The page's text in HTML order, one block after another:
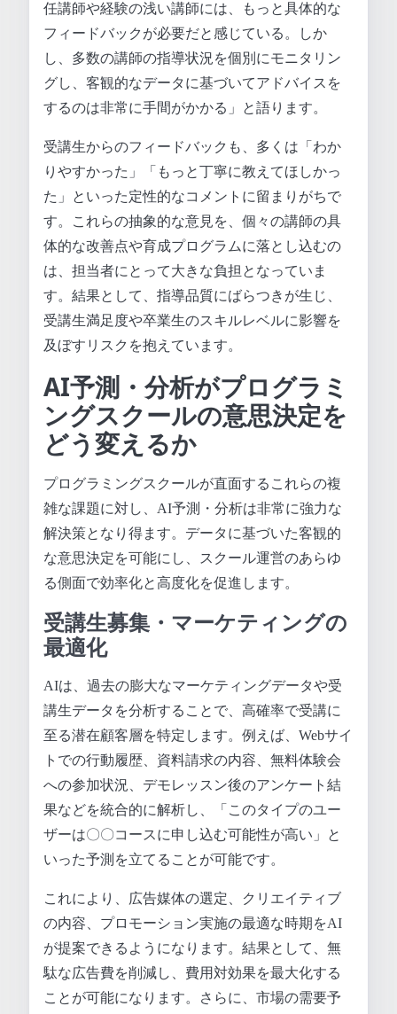
任講師や経験の浅い講師には、もっと具体的な
フィードバックが必要だと感じている。しか
し、多数の講師の指導状況を個別にモニタリン
グし、客観的なデータに基づいてアドバイスを
するのは非常に手間がかかる」と語ります。
受講生からのフィードバックも、多くは「わか
りやすかった」「もっと丁寧に教えてほしかっ
た」といった定性的なコメントに留まりがちで
す。これらの抽象的な意見を、個々の講師の具
体的な改善点や育成プログラムに落とし込むの
は、担当者にとって大きな負担となっていま
す。結果として、指導品質にばらつきが生じ、
受講生満足度や卒業生のスキルレベルに影響を
及ぼすリスクを抱えています。
AI予測・分析がプログラミ
ングスクールの意思決定を
どう変えるか
プログラミングスクールが直面するこれらの複
雑な課題に対し、AI予測・分析は非常に強力な
解決策となり得ます。データに基づいた客観的
な意思決定を可能にし、スクール運営のあらゆ
る側面で効率化と高度化を促進します。
受講生募集・マーケティングの
最適化
AIは、過去の膨大なマーケティングデータや受
講生データを分析することで、高確率で受講に
至る潜在顧客層を特定します。例えば、Webサイ
トでの行動履歴、資料請求の内容、無料体験会
への参加状況、デモレッスン後のアンケート結
果などを統合的に解析し、「このタイプのユー
ザーは〇〇コースに申し込む可能性が高い」と
いった予測を立てることが可能です。
これにより、広告媒体の選定、クリエイティブ
の内容、プロモーション実施の最適な時期をAI
が提案できるようになります。結果として、無
駄な広告費を削減し、費用対効果を最大化する
ことが可能になります。さらに、市場の需要予